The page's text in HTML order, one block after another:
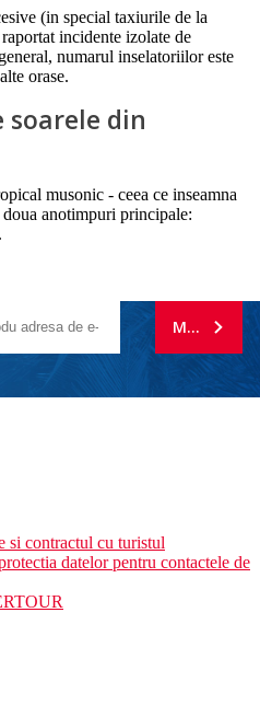
(in special taxiurile de la
incidente izolate de
numarul inselatoriilor este
orase.
din
musonic - ceea ce inseamna
anotimpuri principale:
MA
si contractul cu turistul
datelor pentru contactele de